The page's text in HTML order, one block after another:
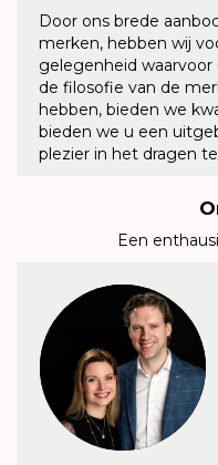
Door ons brede
merken, hebben wij
gelegenheid
de filosofie van de
hebben, bieden we
bieden we u een
plezier in het dragen
Een